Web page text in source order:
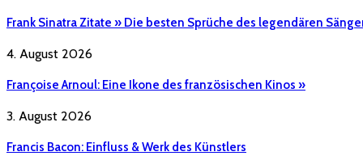
Frank Sinatra Zitate » Die besten Sprüche des legendären
4. August 2026
Françoise Arnoul: Eine Ikone des französischen Kinos »
3. August 2026
Francis Bacon: Einfluss & Werk des Künstlers